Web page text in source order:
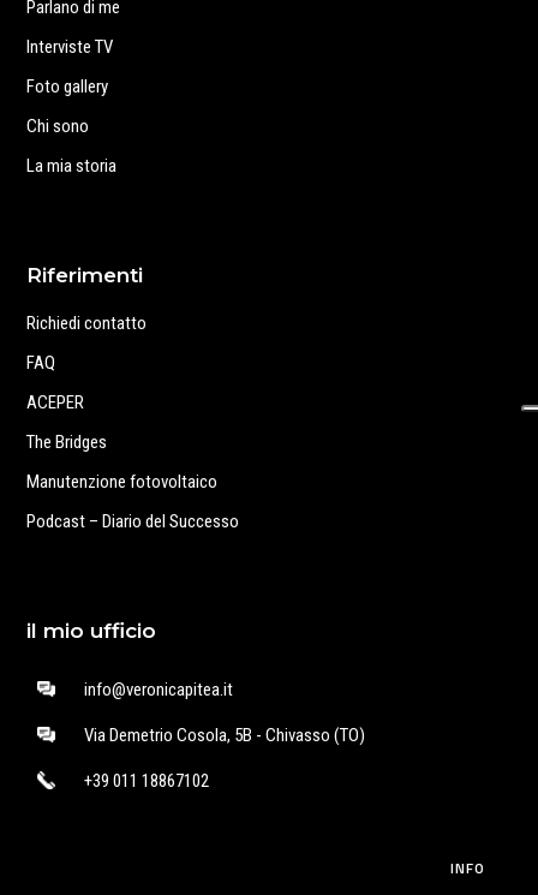
Parlano di me
Interviste TV
Foto gallery
Chi sono
La mia storia
Riferimenti
Richiedi contatto
FAQ
ACEPER
The Bridges
Manutenzione fotovoltaico
Podcast – Diario del Successo
il mio ufficio
info@veronicapitea.it
Via Demetrio Cosola, 5B - Chivasso (TO)
+39 011 18867102
INFO